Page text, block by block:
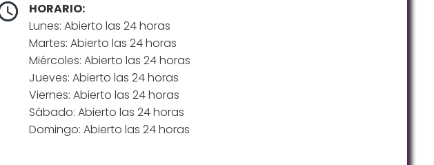
HORARIO:
Lunes: Abierto las 24 horas
Martes: Abierto las 24 horas
Miércoles: Abierto las 24 horas
Jueves: Abierto las 24 horas
Viernes: Abierto las 24 horas
Sábado: Abierto las 24 horas
Domingo: Abierto las 24 horas